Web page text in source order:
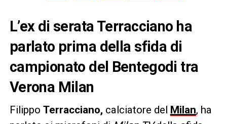
L’ex di serata Terracciano ha
parlato prima della sfida di
campionato del Bentegodi tra
Verona Milan
Filippo Terracciano, calciatore del Milan, ha